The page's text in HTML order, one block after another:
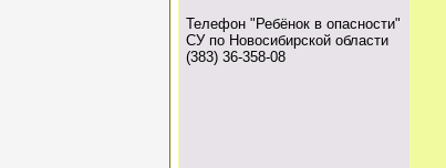
Телефон "Ребёнок в опасности"
СУ по Новосибирской области
(383) 36-358-08